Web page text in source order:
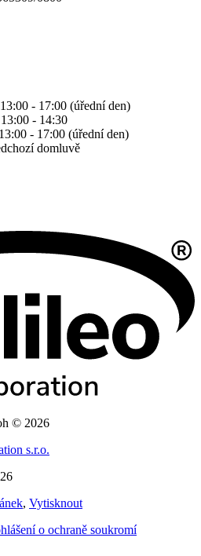
- 17:00 (úřední den)
- 14:30
- 17:00 (úřední den)
domluvě
© 2026
s.r.o.
, Vytisknout
o ochraně soukromí